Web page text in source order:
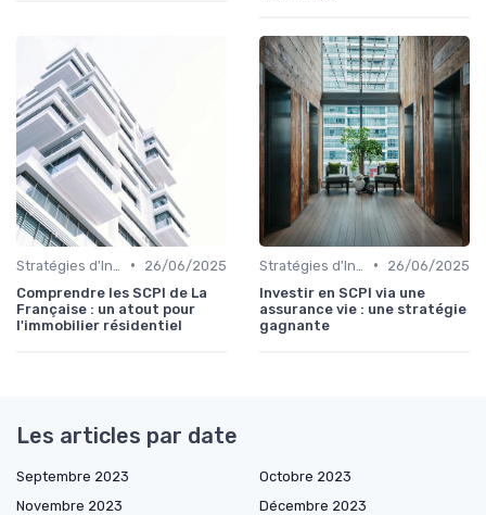
•
26/06/2025
Comprendre les SCPI de La
Française : un atout pour
l'immobilier résidentiel
•
26/06/2025
Investir en SCPI via une
assurance vie : une stratégie
gagnante
Les articles par date
Septembre 2023
Octobre 2023
Novembre 2023
Décembre 2023